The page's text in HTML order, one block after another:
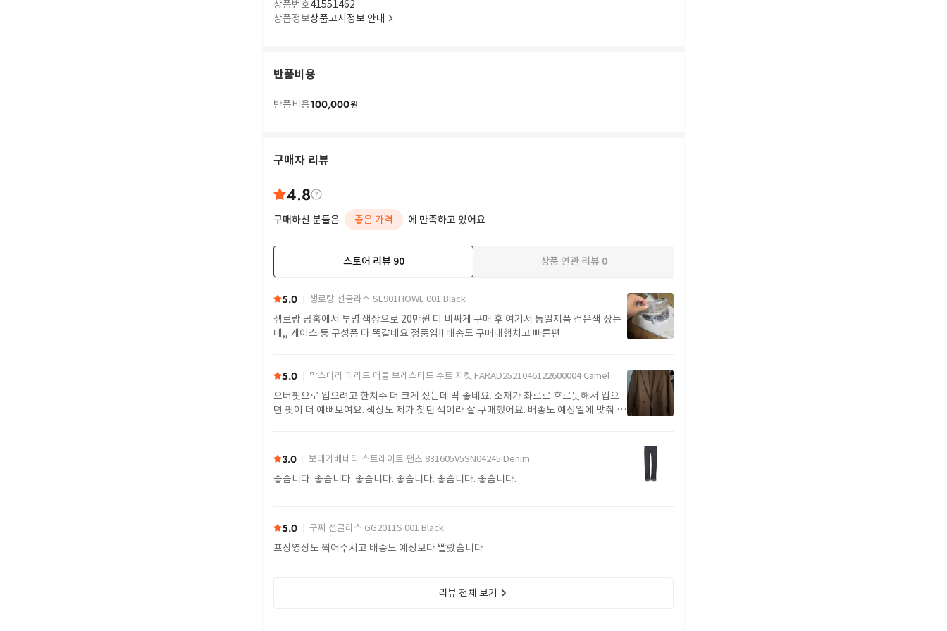
상품번호41551462
상품정보상품고시정보 안내
반품비용
반품비용100,000원
구매자 리뷰
4.8
구매하신 분들은 좋은 가격 에 만족하고 있어요
스토어 리뷰 90 상품 연관 리뷰 0
5.0 생로랑 선글라스 SL901HOWL 001 Black
생로랑 공홈에서 투명 색상으로 20만원 더 비싸게 구매 후 여기서 동일제품 검은색 샀는
데,, 케이스 등 구성품 다 똑같네요 정품임!! 배송도 구매대행치고 빠른편
5.0 막스마라 파라드 더블 브레스티드 수트 자켓 FARAD2521046122600004 Camel
오버핏으로 입으려고 한치수 더 크게 샀는데 딱 좋네요. 소재가 촤르르 흐르듯해서 입으
면 핏이 더 예뻐보여요. 색상도 제가 찾던 색이라 잘 구매했어요. 배송도 예정일에 맞춰 잘
3.0 보테가베네타 스트레이트 팬츠 831605V5SN04245 Denim
좋습니다. 좋습니다. 좋습니다. 좋습니다. 좋습니다. 좋습니다.
5.0 구찌 선글라스 GG2011S 001 Black
포장영상도 찍어주시고 배송도 예정보다 빨랐습니다
리뷰 전체 보기